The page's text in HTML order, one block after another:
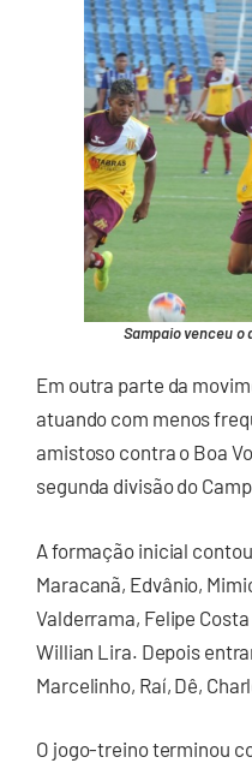
Sampaio venceu o
Em outra parte da
atuando com menos
amistoso contra o Boa
segunda divisão do
A formação inicial
Maracanã, Edvânio,
Valderrama, Felipe
Willian Lira. Depois
Marcelinho, Raí, Dê,
O jogo-treino terminou